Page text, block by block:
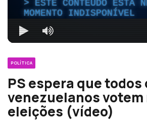
ESTE CONTEÚDO ESTÁ
MOMENTO INDISPONÍVEL
POLÍTICA
PS espera que todos
venezuelanos votem
eleições (vídeo)